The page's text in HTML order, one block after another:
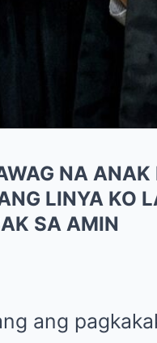
NA
LINYA KO
SA AMIN
ang